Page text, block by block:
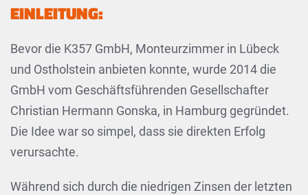
EINLEITUNG:
Bevor die K357 GmbH, Monteurzimmer in Lübeck
und Ostholstein anbieten konnte, wurde 2014 die
GmbH vom Geschäftsführenden Gesellschafter
Christian Hermann Gonska, in Hamburg gegründet.
Die Idee war so simpel, dass sie direkten Erfolg
verursachte.
Während sich durch die niedrigen Zinsen der letzten